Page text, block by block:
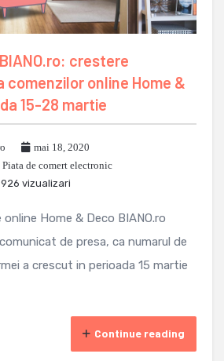
BIANO.ro: crestere
comenzilor online Home &
15-28 martie
mai 18, 2020
Piata de comert electronic
926 vizualizari
Home & Deco BIANO.ro
de presa, ca numarul de
a crescut in perioada 15 martie
Continue reading